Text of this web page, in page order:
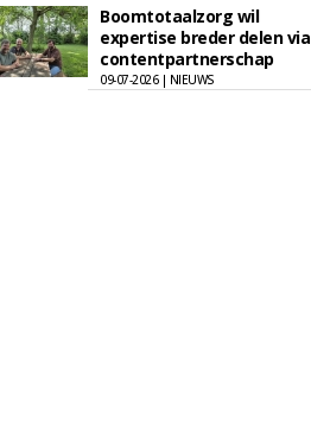
Boomtotaalzorg wil
expertise breder delen via
contentpartnerschap
09-07-2026 | NIEUWS